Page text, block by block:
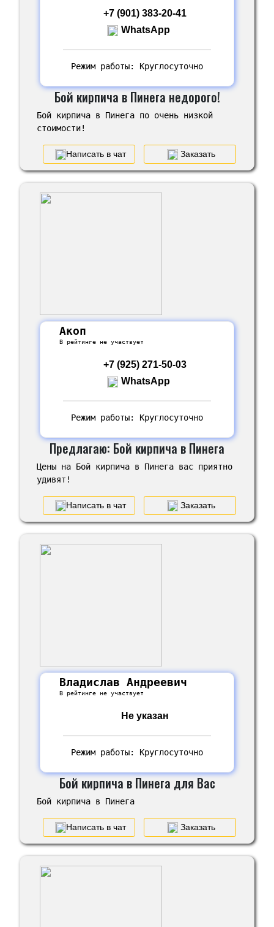
+7 (901) 383-20-41
WhatsApp
Режим работы: Круглосуточно
Бой кирпича в Пинега недорого!
Бой кирпича в Пинега по очень низкой
стоимости!
Написать в чат Заказать
Акоп
В рейтинге не участвует
+7 (925) 271-50-03
WhatsApp
Режим работы: Круглосуточно
Предлагаю: Бой кирпича в Пинега
Цены на Бой кирпича в Пинега вас приятно
удивят!
Написать в чат Заказать
Владислав Андреевич
В рейтинге не участвует
Не указан
Режим работы: Круглосуточно
Бой кирпича в Пинега для Вас
Бой кирпича в Пинега
Написать в чат Заказать